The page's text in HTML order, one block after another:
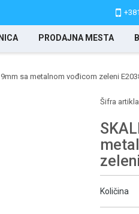
PRODAJNA MESTA
9mm sa metalnom vođicom zeleni
Šifra
Količina